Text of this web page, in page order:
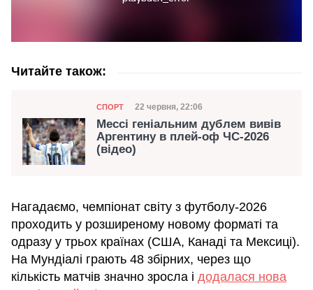
Читайте також:
Категорія
СПОРТ Дата публікації
22 червня, 22:06
Мессі геніальним дублем вивів
Аргентину в плей-оф ЧС-2026
(відео)
Нагадаємо, чемпіонат світу з футболу-2026
проходить у розширеному новому форматі та
одразу у трьох країнах (США, Канаді та Мексиці).
На Мундіалі грають 48 збірних, через що
кількість матчів значно зросла і додалася нова